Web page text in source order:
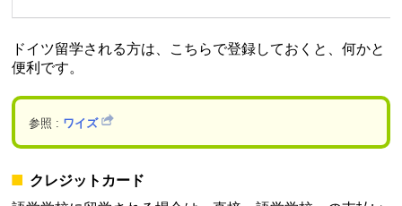
ドイツ留学される方は、こちらで登録しておくと、何かと
便利です。
参照 : ワイズ
クレジットカード